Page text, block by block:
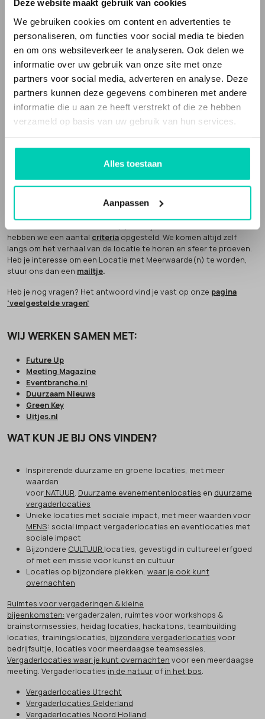
Deze website maakt gebruik van cookies
We gebruiken cookies om content en advertenties te
personaliseren, om functies voor social media te bieden
en om ons websiteverkeer te analyseren. Ook delen we
informatie over uw gebruik van onze site met onze
partners voor social media, adverteren en analyse. Deze
partners kunnen deze gegevens combineren met andere
informatie die u aan ze heeft verstrekt of die ze hebben
verzameld op basis van uw gebruik van hun services.
Alles toestaan
Aanpassen
en/of inrichting is niet standaard. Het zijnunieke locaties , met een
verhaal, die echt iets toevoegen aan je evenement of bijeenkomst.
Locaties met Meerwaarde(n) is een webportal die deze bijzondere
en unieke locaties verzamelt. Het is ook een sociale onderneming.
Een deel van onze omzet geven we weg aan goede doelen.
Locaties met Meerwaarde(N) is partner van
mee aan een economie die klopt.
AANMELDEN LOCATIE
hebben we een aantal criteria opgesteld. We komen altijd zelf
langs om het verhaal van de locatie te horen en sfeer te proeven.
Heb je interesse om een Locatie met Meerwaarde(n) te worden,
stuur ons dan een mailtje.
Heb je nog vragen? Het antwoord vind je vast op onze pagina
'veelgestelde vragen'
WIJ WERKEN SAMEN MET:
Future Up
Meeting Magazine
Eventbranche.nl
Duurzaam Nieuws
Green Key
Uitjes.nl
WAT KUN JE BIJ ONS VINDEN?
Inspirerende duurzame en groene locaties, met meer
waarden
voor NATUUR. Duurzame evenementenlocaties en duurzame
vergaderlocaties
Unieke locaties met sociale impact, met meer waarden voor
MENS: social impact vergaderlocaties en eventlocaties met
sociale impact
Bijzondere CULTUUR locaties, gevestigd in cultureel erfgoed
of met een missie voor kunst en cultuur
Locaties op bijzondere plekken, waar je ook kunt
overnachten
Ruimtes voor vergaderingen & kleine
bijeenkomsten: vergaderzalen, ruimtes voor workshops &
brainstormsessies, heidag locaties, hackatons, teambuilding
locaties, trainingslocaties, bijzondere vergaderlocaties voor
bedrijfsuitje, locaties voor meerdaagse teamsessies.
Vergaderlocaties waar je kunt overnachten voor een meerdaagse
meeting. Vergaderlocaties in de natuur of in het bos.
Vergaderlocaties Utrecht
Vergaderlocaties Gelderland
Vergaderlocaties Noord Holland